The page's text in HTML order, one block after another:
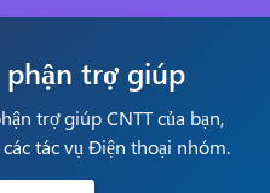
trợ giúp
trợ giúp CNTT của bạn,
tác vụ Điện thoại nhóm.